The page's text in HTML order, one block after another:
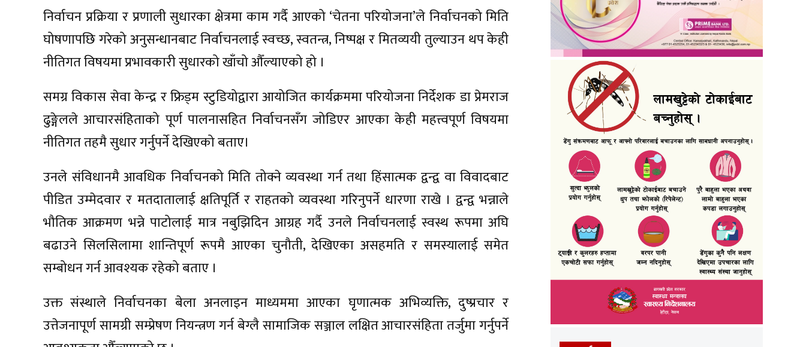
निर्वाचन प्रक्रिया र प्रणाली सुधारका क्षेत्रमा काम गर्दै आएको ‘चेतना परियोजना’ले निर्वाचनको मिति
घोषणापछि गरेको अनुसन्धानबाट निर्वाचनलाई स्वच्छ, स्वतन्त्र, निष्पक्ष र मितव्ययी तुल्याउन थप केही
नीतिगत विषयमा प्रभावकारी सुधारको खाँचो औँल्याएको हो ।
समग्र विकास सेवा केन्द्र र फ्रिड्म स्टुडियोद्वारा आयोजित कार्यक्रममा परियोजना निर्देशक डा प्रेमराज
ढुङ्गेलले आचारसंहिताको पूर्ण पालनासहित निर्वाचनसँग जोडिएर आएका केही महत्त्वपूर्ण विषयमा
नीतिगत तहमै सुधार गर्नुपर्ने देखिएको बताए।
उनले संविधानमै आवधिक निर्वाचनको मिति तोक्ने व्यवस्था गर्न तथा हिंसात्मक द्वन्द्व वा विवादबाट
पीडित उम्मेदवार र मतदातालाई क्षतिपूर्ति र राहतको व्यवस्था गरिनुपर्ने धारणा राखे । द्वन्द्व भन्नाले
भौतिक आक्रमण भन्ने पाटोलाई मात्र नबुझिदिन आग्रह गर्दै उनले निर्वाचनलाई स्वस्थ रूपमा अघि
बढाउने सिलसिलामा शान्तिपूर्ण रूपमै आएका चुनौती, देखिएका असहमति र समस्यालाई समेत
सम्बोधन गर्न आवश्यक रहेको बताए ।
उक्त संस्थाले निर्वाचनका बेला अनलाइन माध्यममा आएका घृणात्मक अभिव्यक्ति, दुष्प्रचार र
उत्तेजनापूर्ण सामग्री सम्प्रेषण नियन्त्रण गर्न बेग्लै सामाजिक सञ्जाल लक्षित आचारसंहिता तर्जुमा गर्नुपर्ने